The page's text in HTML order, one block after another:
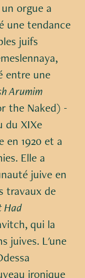
orgue a
une tendance
juifs
entre une
Arumim
the Naked) -
du XIXe
en 1920 et a
Elle a
juive en
travaux de
Had
qui la
juives. L'une
ironique